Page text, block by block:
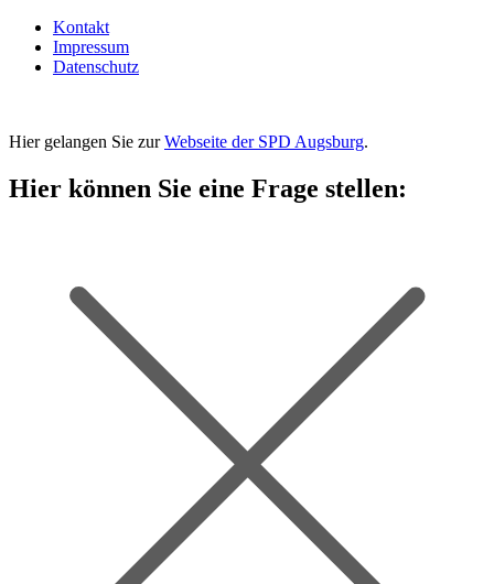
Kontakt
Impressum
Datenschutz
Hier gelangen Sie zurWebseite der SPD Augsburg.
Hier können Sie eine Frage stellen: